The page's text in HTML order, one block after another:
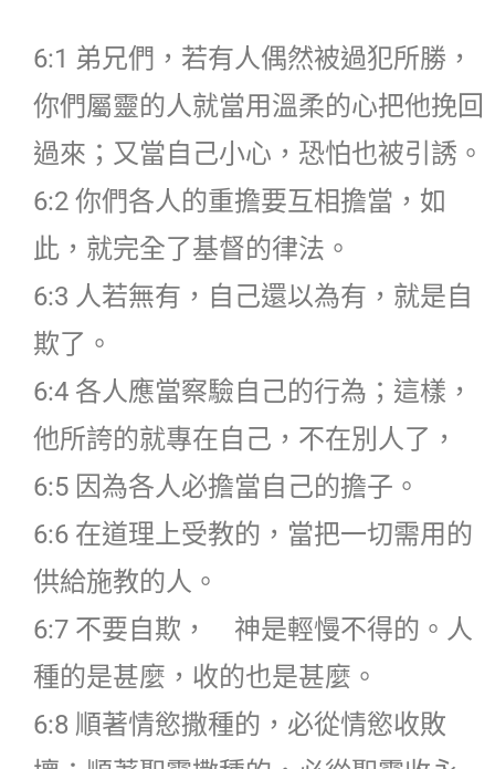
6:1 弟兄們，若有人偶然被過犯所勝，
你們屬靈的人就當用溫柔的心把他挽回
過來；又當自己小心，恐怕也被引誘。
6:2 你們各人的重擔要互相擔當，如
此，就完全了基督的律法。
6:3 人若無有，自己還以為有，就是自
欺了。
6:4 各人應當察驗自己的行為；這樣，
他所誇的就專在自己，不在別人了，
6:5 因為各人必擔當自己的擔子。
6:6 在道理上受教的，當把一切需用的
供給施教的人。
6:7 不要自欺， 神是輕慢不得的。人
種的是甚麼，收的也是甚麼。
6:8 順著情慾撒種的，必從情慾收敗